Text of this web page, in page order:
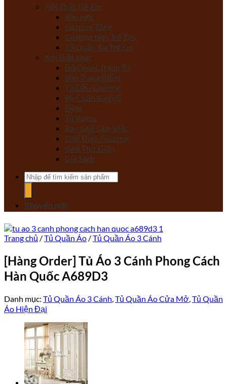
Nội Thất Trẻ Em
Bàn Học
Giường Tầng
Giường Ngủ Trẻ Em
Tủ Quần Áo Trẻ Em
Nội thất khác
Đồ Decor Trang Trí
Bàn Trang Điểm
Tủ Đầu Giường
Bộ Chăn Ga Gối
Đệm
Tủ Rượu
Bàn Ghế Làm Việc
Ghế Đuôi Giường
Ghế Thư Giãn
Giá Sách
Tìm
kiếm:
Khuyến mãi
Trang chủ /Tủ Quần Áo /Tủ Quần Áo 3 Cánh
[Hàng Order] Tủ Áo 3 Cánh Phong Cách
Hàn Quốc A689D3
Danh mục: Tủ Quần Áo 3 Cánh,Tủ Quần Áo Cửa Mở,Tủ Quần
Áo Hiện Đại